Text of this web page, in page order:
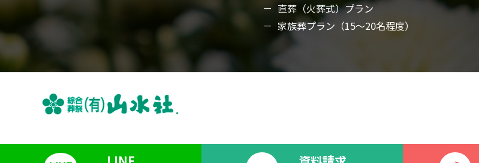
直葬（火葬式）プラン
家族葬プラン（15～20名程度）